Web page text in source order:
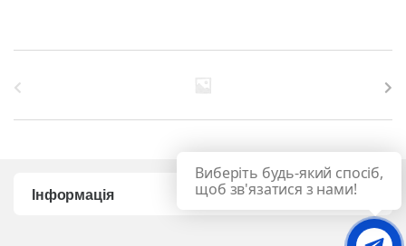
Інформація
Виберіть будь-який спосіб,
щоб зв'язатися з нами!